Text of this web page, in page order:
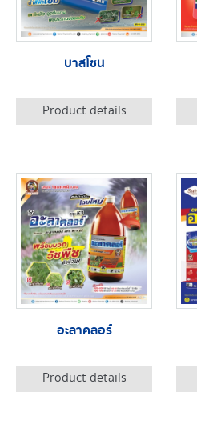
บาสโซน
Product details
อะลาคลอร์
Product details